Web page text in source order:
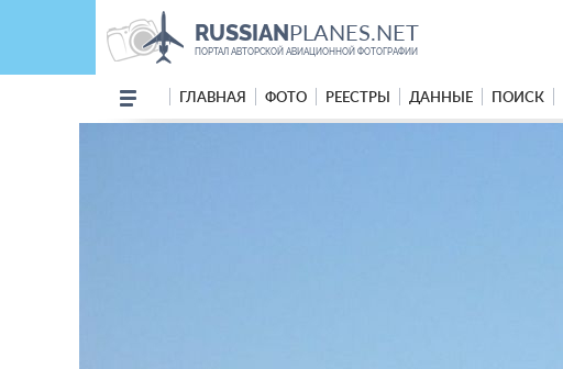
RUSSIANPLANES.NET
ПОРТАЛ АВТОРСКОЙ АВИАЦИОННОЙ ФОТОГРАФИИ
ГЛАВНАЯ ФОТО РЕЕСТРЫ ДАННЫЕ ПОИСК